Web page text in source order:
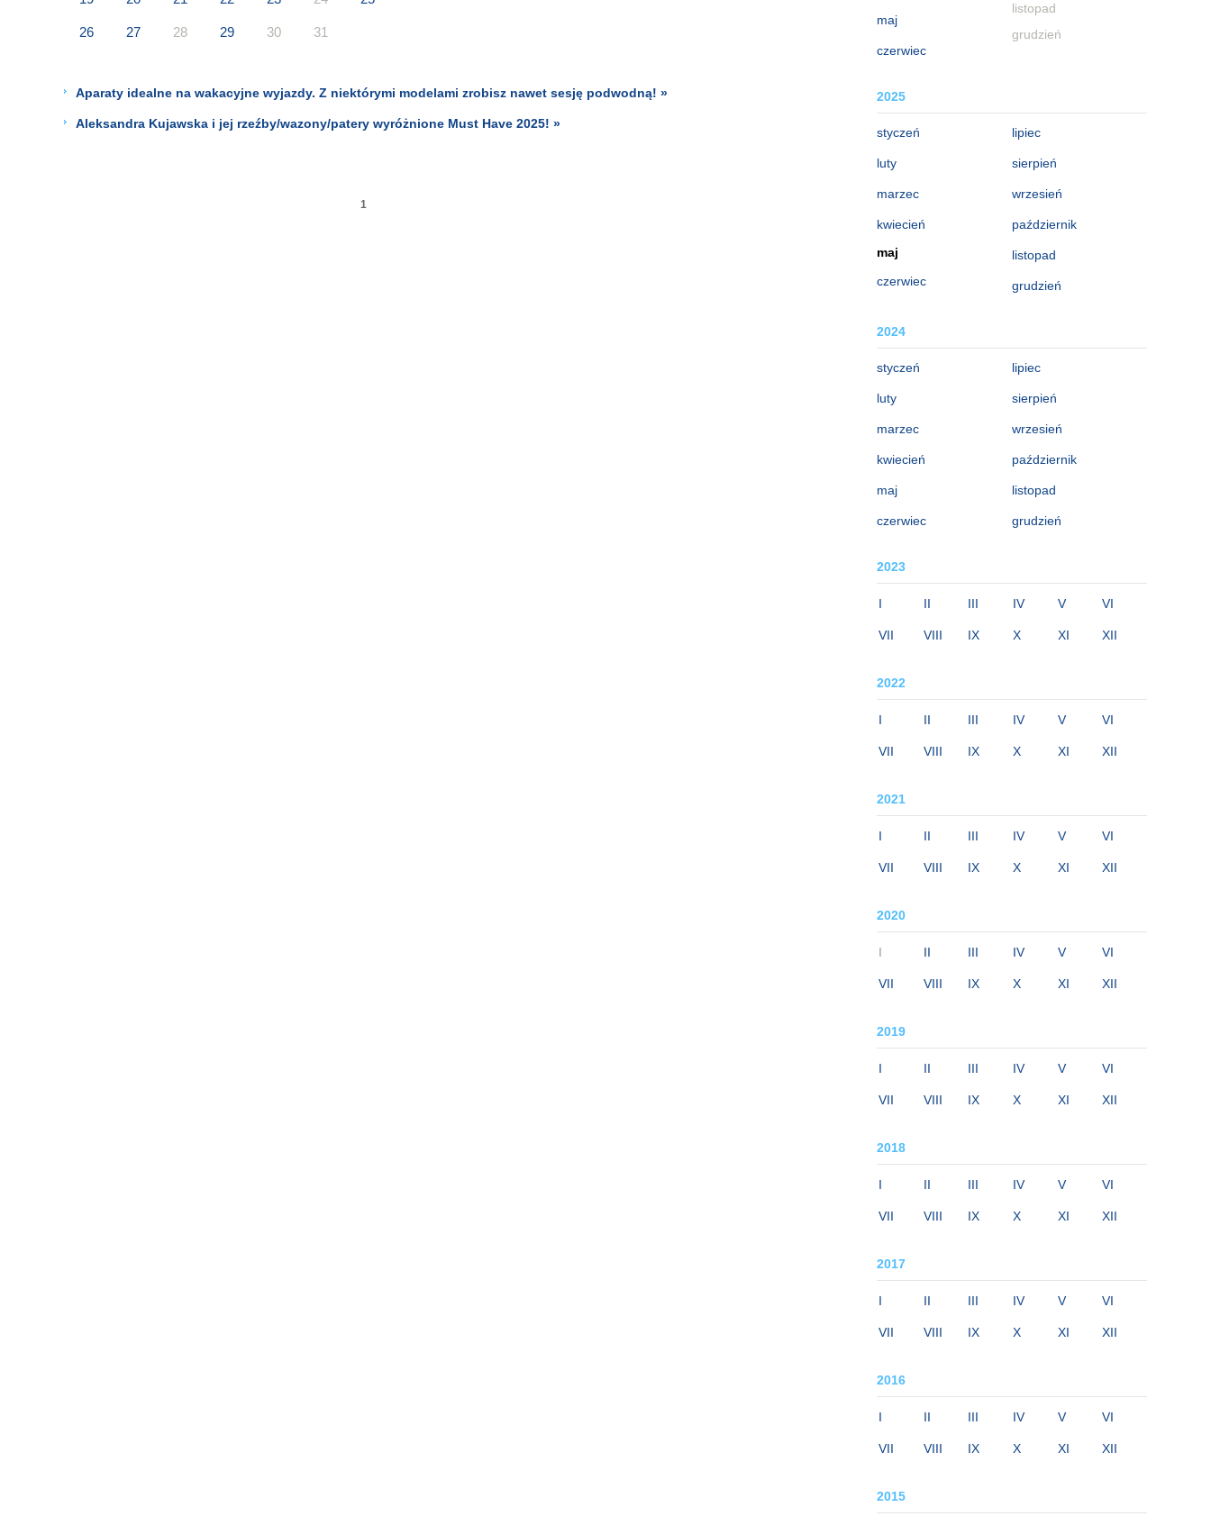
maj
czerwiec
listopad
grudzień
2025
styczeń
luty
marzec
kwiecień
maj
czerwiec
lipiec
sierpień
wrzesień
październik
listopad
grudzień
2024
styczeń
luty
marzec
kwiecień
maj
czerwiec
lipiec
sierpień
wrzesień
październik
listopad
grudzień
2023
I II III IV V VI
VII VIII IX X XI XII
2022
I II III IV V VI
VII VIII IX X XI XII
2021
I II III IV V VI
VII VIII IX X XI XII
2020
I II III IV V VI
VII VIII IX X XI XII
2019
I II III IV V VI
VII VIII IX X XI XII
2018
I II III IV V VI
VII VIII IX X XI XII
2017
I II III IV V VI
VII VIII IX X XI XII
2016
I II III IV V VI
VII VIII IX X XI XII
2015
26 27 28 29 30 31
Aparaty idealne na wakacyjne wyjazdy. Z niektórymi modelami zrobisz nawet sesję podwodną! »
Aleksandra Kujawska i jej rzeźby/wazony/patery wyróżnione Must Have 2025! »
1